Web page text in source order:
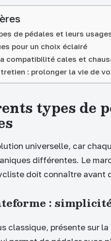
de pédales et leurs
pour un choix éclairé
compatibilité cales et
: prolonger la vie de
types de
universelle, car
différentes. Le
doit connaître avant
:
classique, présente sur